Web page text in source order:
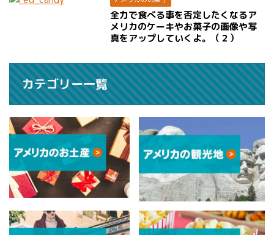
全力で食べる事を否定したくなるア
メリカのケーキやお菓子の画像や写
真をアップしていくよ。（２）
カテゴリー一覧